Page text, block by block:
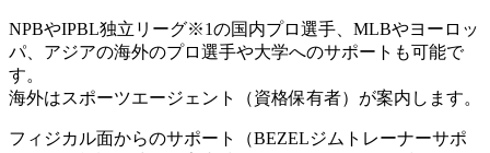
NPBやIPBL独立リーグ※1の国内プロ選手、MLBやヨーロッ
パ、アジアの海外のプロ選手や大学へのサポートも可能で
す。
海外はスポーツエージェント（資格保有者）が案内します。
フィジカル面からのサポート（BEZELジムトレーナーサポ